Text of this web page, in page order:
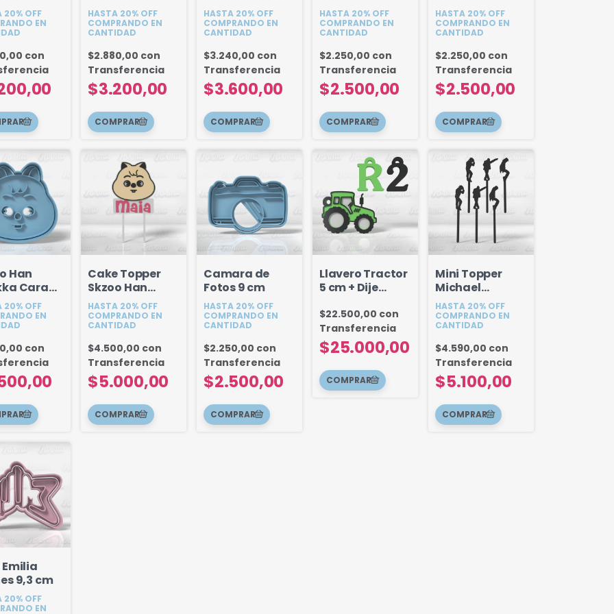
10,5
-
3
20% OFF
EN
con
Mándala 11,6
cm Stencil
interno -
Modelo 2
Cerámica
HASTA 20% OFF
COMPRANDO EN
CANTIDAD
$3.200,00
$2.880,00 con
Transferencia
HASTA 20% OFF
COMPRANDO EN
CANTIDAD
$3.600,00
$3.240,00 con
Transferencia
HASTA 20% OFF
COMPRANDO EN
CANTIDAD
$2.500,00
$2.250,00 con
Transferencia
HASTA 20% OFF
COMPRANDO EN
CANTIDAD
$2.500,00
$2.250,00 con
Transferencia
Han
Cara
20% OFF
EN
con
Cake Topper
Skzoo Han
Quokka +
nombre 18 cm
HASTA 20% OFF
COMPRANDO EN
CANTIDAD
$5.000,00
$4.500,00 con
Transferencia
Camara de
Fotos 9 cm
HASTA 20% OFF
COMPRANDO EN
CANTIDAD
$2.500,00
$2.250,00 con
Transferencia
Llavero Tractor
5 cm + Dije
$25.000,00
$22.500,00 con
Transferencia
Mini Topper
Michael
Jackson x 6u
HASTA 20% OFF
COMPRANDO EN
CANTIDAD
$5.100,00
$4.590,00 con
Transferencia
Emilia
9,3 cm
20% OFF
EN